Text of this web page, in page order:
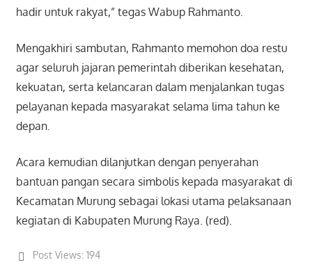
hadir untuk rakyat,” tegas Wabup Rahmanto.
Mengakhiri sambutan, Rahmanto memohon doa restu
agar seluruh jajaran pemerintah diberikan kesehatan,
kekuatan, serta kelancaran dalam menjalankan tugas
pelayanan kepada masyarakat selama lima tahun ke
depan.
Acara kemudian dilanjutkan dengan penyerahan
bantuan pangan secara simbolis kepada masyarakat di
Kecamatan Murung sebagai lokasi utama pelaksanaan
kegiatan di Kabupaten Murung Raya. (red).
Post Views: 194